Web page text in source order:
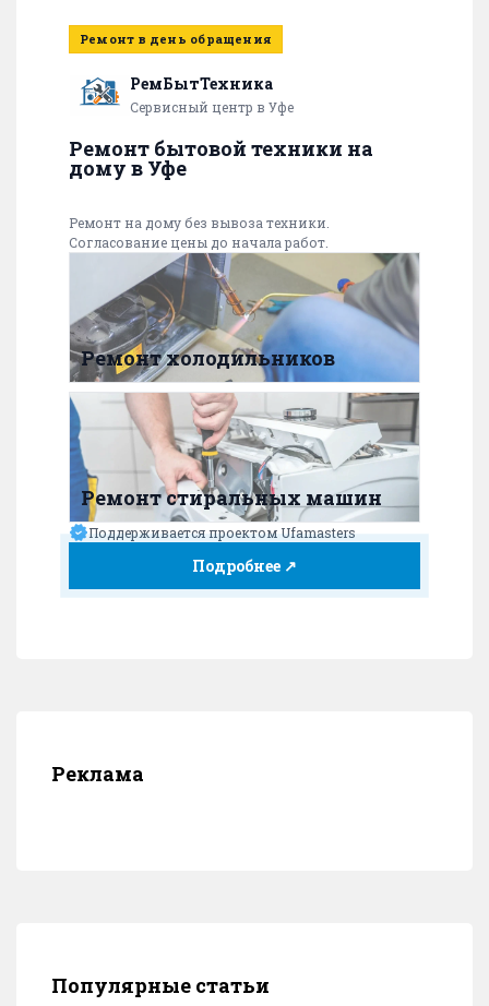
Ремонт в день обращения
РемБытТехника
Сервисный центр в Уфе
Ремонт бытовой техники на
дому в Уфе
Ремонт на дому без вывоза техники.
Согласование цены до начала работ.
Ремонт холодильников
Ремонт стиральных машин
Поддерживается проектом Ufamasters
Подробнее ↗
Реклама
Популярные статьи